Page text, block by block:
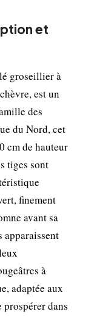
et
groseillier à
est un
des
du Nord, cet
cm de hauteur
tiges sont
finement
avant sa
apparaissent
à
adaptée aux
dans